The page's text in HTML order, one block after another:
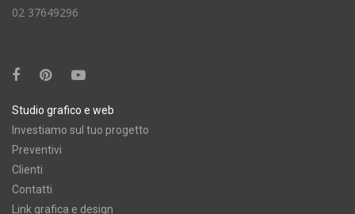
02 37649296
Studio grafico e web
Investiamo sul tuo progetto
Preventivi
Clienti
Contatti
Link grafica e design